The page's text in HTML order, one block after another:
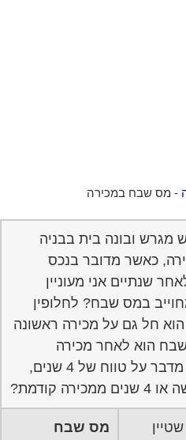
מס שבח במכירה
מגרש ובונה בית בבניה
כאשר מדובר בנכס
שנתיים אני מעוניין
במס שבח? לחלופין
חל גם על מכירה ראשונה
הוא לאחר מכירה
ראשונה. לפי הבנתי הפטור מדבר על טווח של 4 שנים,
מס שבח